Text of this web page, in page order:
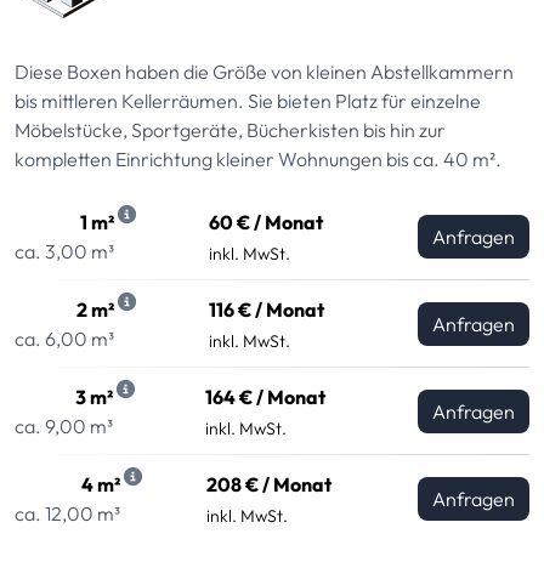
Diese Boxen haben die Größe von kleinen Abstellkammern
bis mittleren Kellerräumen. Sie bieten Platz für einzelne
Möbelstücke, Sportgeräte, Bücherkisten bis hin zur
kompletten Einrichtung kleiner Wohnungen bis ca. 40 m².
1 m²
ca. 3,00 m³
60 € / Monat
inkl. MwSt.
Anfragen
2 m²
ca. 6,00 m³
116 € / Monat
inkl. MwSt.
Anfragen
3 m²
ca. 9,00 m³
164 € / Monat
inkl. MwSt.
Anfragen
4 m²
ca. 12,00 m³
208 € / Monat
inkl. MwSt.
Anfragen